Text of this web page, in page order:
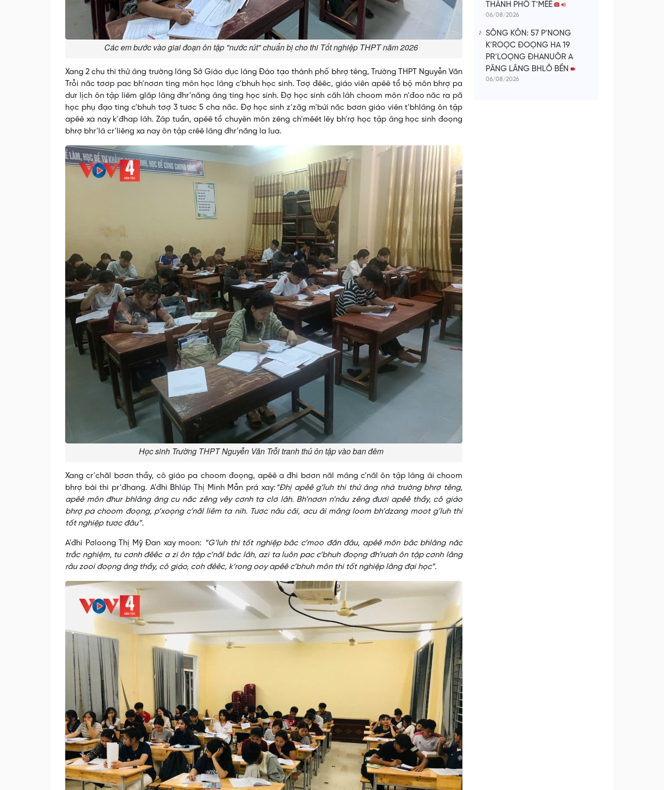
Các em bước vào giai đoạn ôn tập "nước rút" chuẩn bị cho thi Tốt nghiệp THPT năm 2026
Xang 2 chu thi thử âng trường lâng Sở Giáo dục lâng Đào tạo thành phố bhrợ têng, Trường THPT Nguyễn Văn
Trỗi năc tơơp pac bh’nơơn ting môn học lâng c’bhuh học sinh. Tơợ đêêc, giáo viên apêê tổ bộ môn bhrợ pa
dưr lịch ôn tập liêm glăp lâng đhr’năng âng ting học sinh. Đợ học sinh căh lâh choom môn n’đoo năc ra pă
học phụ đạo ting c’bhuh tơợ 3 tươc 5 cha năc. Đợ học sinh z’zăg m’bứi năc bơơn giáo viên t’bhlâng ôn tập
apêê xa nay k’đhap lâh. Zâp tuần, apêê tổ chuyên môn zêng ch’mêêt lêy bh’rợ học tập âng học sinh đoọng
bhrợ bhr’lâ cr’liêng xa nay ôn tập crêê lâng đhr’năng la lua.
Học sinh Trường THPT Nguyễn Văn Trỗi tranh thủ ôn tập vào ban đêm
Xang cr’chăl bơơn thầy, cô giáo pa choom đoọng, apêê a đhi bơơn năl mâng c’năl ôn tập lâng âi choom
bhrợ bài thi pr’đhang. A'đhi Bhlúp Thị Minh Mẫn prá xay: “Đhị apêê g’luh thi thử âng nhà trường bhrợ têng,
apêê môn đhur bhlâng âng cu năc zêng vêy cơnh ta clơ lâh. Bh’nơơn n’nâu zêng đươi apêê thầy, cô giáo
bhrợ pa choom đoọng, p’xoọng c’năl liêm ta nih. Tươc nâu câi, acu âi mâng loom bh’dzang moot g’luh thi
tốt nghiệp tươc đâu”.
A'đhi Pơloong Thị Mỹ Đan xay moon: “G’luh thi tốt nghiệp bâc c’moo đăn đâu, apêê môn bâc bhlâng năc
trắc nghiệm, tu cơnh đêêc a zi ôn tập c’năl bâc lâh, azi ta luôn pac c’bhuh đoọng đh’rưah ôn tập cơnh lâng
râu zooi đoọng âng thầy, cô giáo, coh đêêc, k’rong ooy apêê c’bhuh môn thi tốt nghiệp lâng đại học”.
THÀNH PHỐ T’MÊÊ
06/08/2026
SÔNG KÔN: 57 P’NONG
K’ROỌC ĐOỌNG HA 19
PR’LOỌNG ĐHANUÔR A
PĂNG LÂNG BHLÔ BỀN
06/08/2026